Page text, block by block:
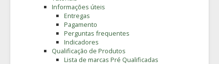
Informações úteis
Entregas
Pagamento
Perguntas frequentes
Indicadores
Qualificação de Produtos
Lista de marcas Pré Qualificadas